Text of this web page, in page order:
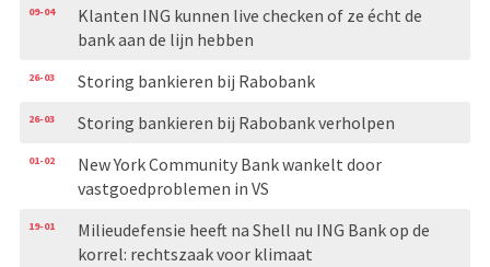
09-04
Klanten ING kunnen live checken of ze écht de
bank aan de lijn hebben
26-03 Storing bankieren bij Rabobank
26-03 Storing bankieren bij Rabobank verholpen
01-02
New York Community Bank wankelt door
vastgoedproblemen in VS
19-01
Milieudefensie heeft na Shell nu ING Bank op de
korrel: rechtszaak voor klimaat